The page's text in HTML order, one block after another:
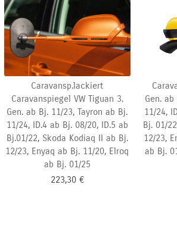
Caravansp.lackiert
Caravanspiegel VW Tiguan 3.
Gen. ab Bj. 11/23, Tayron ab Bj.
11/24, ID.4 ab Bj. 08/20, ID.5 ab
Bj.01/22, Skoda Kodiaq II ab Bj.
12/23, Enyaq ab Bj. 11/20, Elroq
ab Bj. 01/25
223,30€
Gen.
11/24,
Bj. 01/
12/23,
ab Bj.